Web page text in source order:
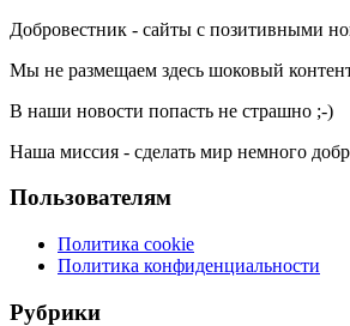
Добровестник - сайты с позитивными
Мы не размещаем здесь шоковый
В наши новости попасть не страшно ;-)
Наша миссия - сделать мир немного
Пользователям
Политика cookie
Политика конфиденциальности
Рубрики